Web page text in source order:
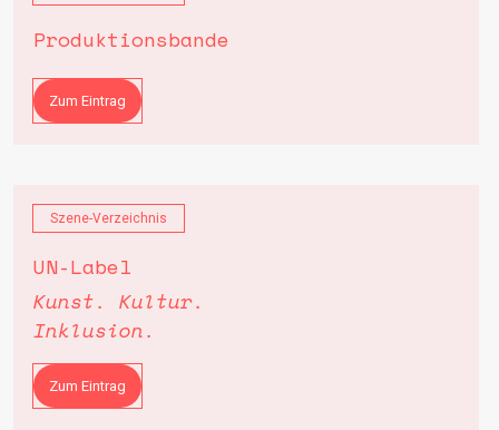
Produktionsbande
Zum Eintrag
Szene-Verzeichnis
UN-Label
Kunst. Kultur.
Inklusion.
Zum Eintrag